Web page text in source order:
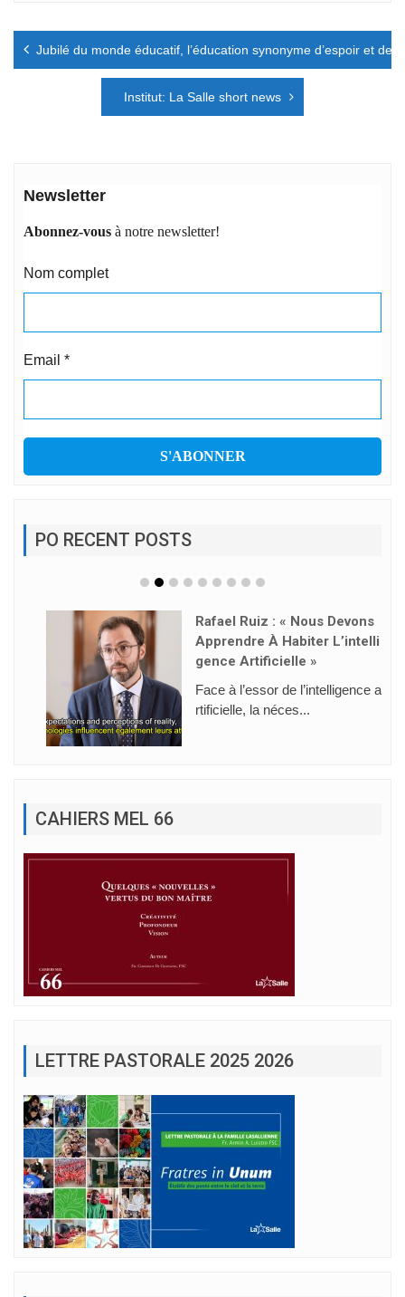
Navigation
Jubilé du monde éducatif, l’éducation synonyme d’espoir et de
Institut: La Salle short news
Newsletter
Abonnez-vous à notre newsletter!
Nom complet
Email *
PO RECENT POSTS
Rafael Ruiz : « Nous Devons
Apprendre À Habiter L’intelli
Gence Artificielle »
Face à l’essor de l’intelligence a
rtificielle, la néces...
CAHIERS MEL 66
LETTRE PASTORALE 2025 2026